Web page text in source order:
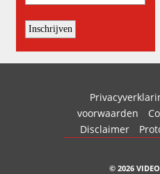
voorwaarden
Disclaimer
© 2026